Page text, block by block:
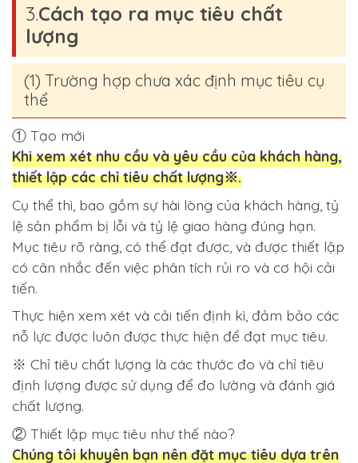
3.Cách tạo ra mục tiêu chất
lượng
(1) Trường hợp chưa xác định mục tiêu cụ
thể
① Tạo mới
Khi xem xét nhu cầu và yêu cầu của khách hàng,
thiết lập các chỉ tiêu chất lượng※.
Cụ thể thì, bao gồm sự hài lòng của khách hàng, tỷ
lệ sản phẩm bị lỗi và tỷ lệ giao hàng đúng hạn.
Mục tiêu rõ ràng, có thể đạt được, và được thiết lập
có cân nhắc đến việc phân tích rủi ro và cơ hội cải
tiến.
Thực hiện xem xét và cải tiến định kì, đảm bảo các
nỗ lực được luôn được thực hiện để đạt mục tiêu.
※ Chỉ tiêu chất lượng là các thước đo và chỉ tiêu
định lượng được sử dụng để đo lường và đánh giá
chất lượng.
② Thiết lập mục tiêu như thế nào?
Chúng tôi khuyên bạn nên đặt mục tiêu dựa trên